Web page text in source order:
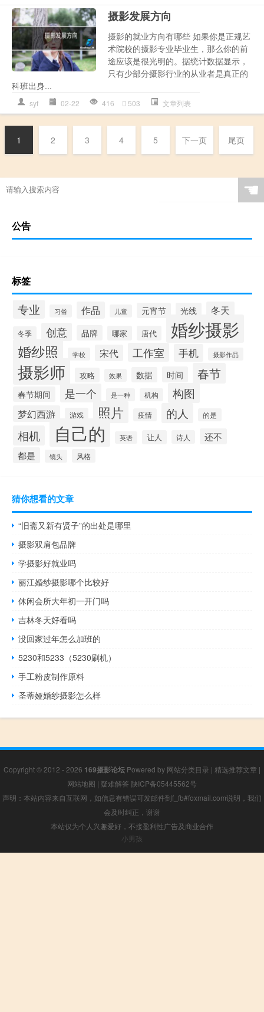
摄影发展方向
摄影的就业方向有哪些 如果你是正规艺
术院校的摄影专业毕业生，那么你的前
途应该是很光明的。据统计数据显示，
只有少部分摄影行业的从业者是真正的
科班出身...
syf 02-22 416 503 文章列表
1 2 3 4 5 下一页 尾页
☚
公告
标签
专业 习俗 作品 儿童 元宵节 光线 冬天
冬季 创意 品牌 哪家 唐代 婚纱摄影
婚纱照 学校 宋代 工作室 手机 摄影作品
摄影师 攻略 效果 数据 时间 春节
春节期间 是一个 是一种 机构 构图
梦幻西游 游戏 照片 疫情 的人 的是
相机 自己的 英语 让人 诗人
还不
都是
镜头 风格
猜你想看的文章
“旧斋又新有贤子”的出处是哪里
摄影双肩包品牌
学摄影好就业吗
丽江婚纱摄影哪个比较好
休闲会所大年初一开门吗
吉林冬天好看吗
没回家过年怎么加班的
5230和5233（5230刷机）
手工粉皮制作原料
圣蒂娅婚纱摄影怎么样
Copyright © 2012 - 2026 169摄影论坛 Powered by 网站分类目录 | 精选推荐文章 |
网站地图 | 疑难解答 陕ICP备05445562号
声明：本站内容来自互联网，如信息有错误可发邮件到f_fb#foxmail.com说明，我们
会及时纠正，谢谢
本站仅为个人兴趣爱好，不接盈利性广告及商业合作
小男孩